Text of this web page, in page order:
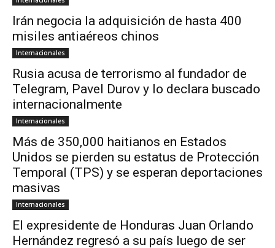
Irán negocia la adquisición de hasta 400
misiles antiaéreos chinos
Internacionales
Rusia acusa de terrorismo al fundador de
Telegram, Pavel Durov y lo declara buscado
internacionalmente
Internacionales
Más de 350,000 haitianos en Estados
Unidos se pierden su estatus de Protección
Temporal (TPS) y se esperan deportaciones
masivas
Internacionales
El expresidente de Honduras Juan Orlando
Hernández regresó a su país luego de ser